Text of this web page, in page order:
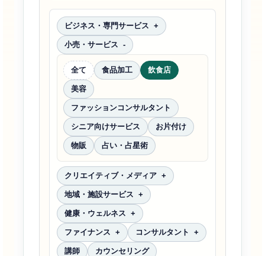
ビジネス・専門サービス
小売・サービス
全て 食品加工 飲食店
美容
ファッションコンサルタント
シニア向けサービス お片付け
物販 占い・占星術
クリエイティブ・メディア
地域・施設サービス
健康・ウェルネス
ファイナンス コンサルタント
講師 カウンセリング